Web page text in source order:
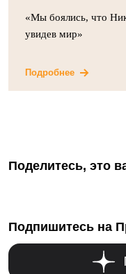
«Мы боялись, что
увидев мир»
Подробнее
Поделитесь, это
Подпишитесь на